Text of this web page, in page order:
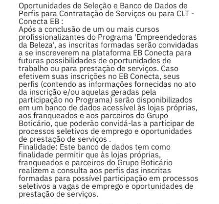
Oportunidades de Seleção e Banco de Dados de
Perfis para Contratação de Serviços ou para CLT -
Conecta EB :
Após a conclusão de um ou mais cursos
profissionalizantes do Programa 'Empreendedoras
da Beleza', as inscritas formadas serão convidadas
a se inscreverem na plataforma EB Conecta para
futuras possibilidades de oportunidades de
trabalho ou para prestação de serviços. Caso
efetivem suas inscrições no EB Conecta, seus
perfis (contendo as informações fornecidas no ato
da inscrição e/ou aquelas geradas pela
participação no Programa) serão disponibilizados
em um banco de dados acessível às lojas próprias,
aos franqueados e aos parceiros do Grupo
Boticário, que poderão convidá-las a participar de
processos seletivos de emprego e oportunidades
de prestação de serviços .
Finalidade: Este banco de dados tem como
finalidade permitir que às lojas próprias,
franqueados e parceiros do Grupo Boticário
realizem a consulta aos perfis das inscritas
formadas para possível participação em processos
seletivos a vagas de emprego e oportunidades de
prestação de serviços.